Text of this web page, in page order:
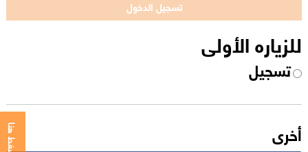
للزياره الأولى
تسجيل
أخرى